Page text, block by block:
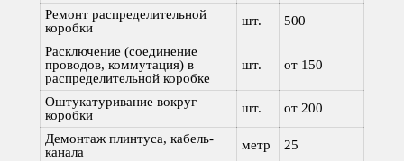
Ремонт распределительной
коробки
шт. 500
Расключение (соединение
проводов, коммутация) в
распределительной коробке
шт. от 150
Оштукатуривание вокруг
коробки
шт. от 200
Демонтаж плинтуса, кабель-
канала
метр 25